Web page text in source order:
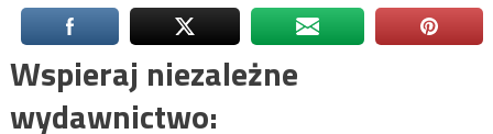
Wspieraj niezależne
wydawnictwo: